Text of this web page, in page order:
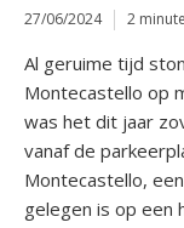
27/06/2024 2
Al geruime tijd
Montecastello op
was het dit jaar
vanaf de
Montecastello,
gelegen is op een